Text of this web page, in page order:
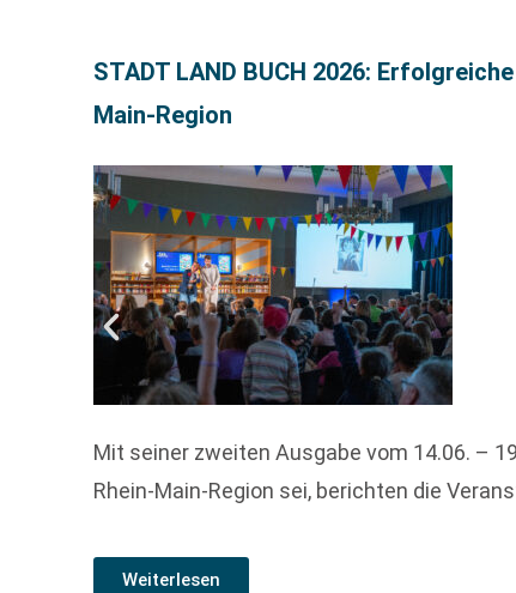
STADT LAND BUCH 2026:
Main-Region
Mit seiner zweiten Ausgabe vom 14.06. –
Rhein-Main-Region sei, berichten die
Weiterlesen